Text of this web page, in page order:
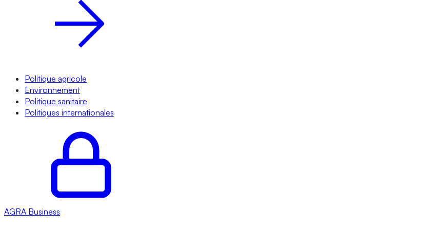
Politique agricole
Environnement
Politique sanitaire
Politiques internationales
AGRA Business